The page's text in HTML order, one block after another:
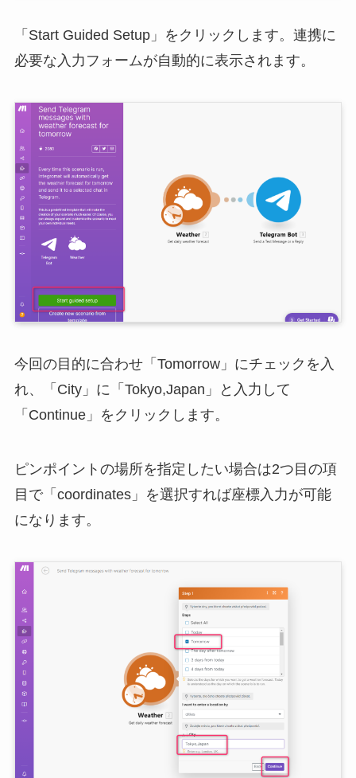
「Start Guided Setup」をクリックします。連携に
必要な入力フォームが自動的に表示されます。
今回の目的に合わせ「Tomorrow」にチェックを入
れ、「City」に「Tokyo,Japan」と入力して
「Continue」をクリックします。
ピンポイントの場所を指定したい場合は2つ目の項
目で「coordinates」を選択すれば座標入力が可能
になります。